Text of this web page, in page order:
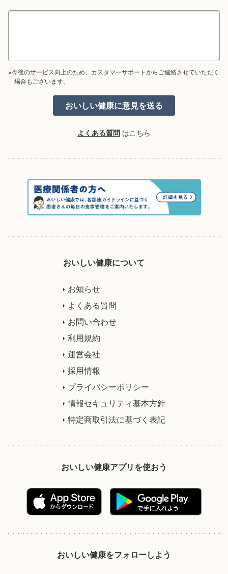
※今後のサービス向上のため、カスタマーサポートからご連絡させていただく
場合もございます。
よくある質問 はこちら
おいしい健康について
お知らせ
よくある質問
お問い合わせ
利用規約
運営会社
採用情報
プライバシーポリシー
情報セキュリティ基本方針
特定商取引法に基づく表記
おいしい健康アプリを使おう
おいしい健康をフォローしよう